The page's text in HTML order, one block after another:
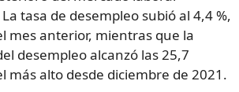
tasa de desempleo subió al 4,4 %,
mes anterior, mientras que la
desempleo alcanzó las 25,7
más alto desde diciembre de 2021.